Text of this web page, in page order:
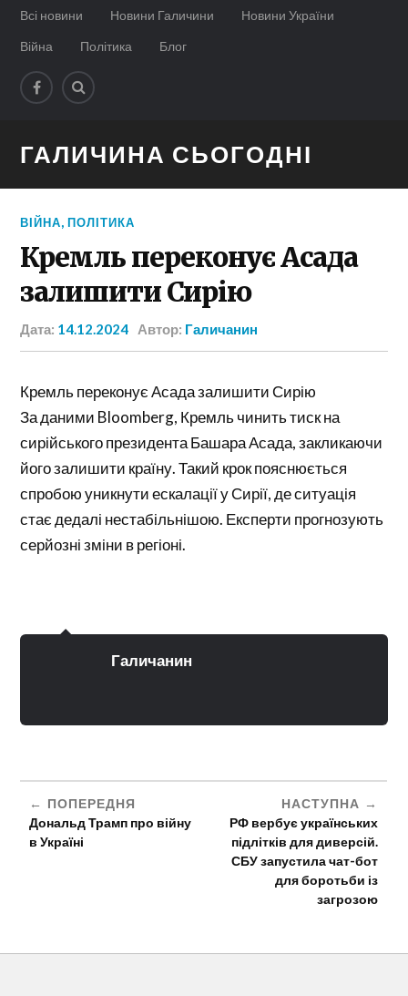
Всі новини Новини Галичини
Новини України
Війна
Політика Блог
ГАЛИЧИНА СЬОГОДНІ
ВІЙНА,ПОЛІТИКА
Кремль переконує Асада
залишити Сирію
Дата: 14.12.2024 Автор: Галичанин
Кремль переконує Асада залишити Сирію
За даними Bloomberg, Кремль чинить тиск на
сирійського президента Башара Асада, закликаючи
його залишити країну. Такий крок пояснюється
спробою уникнути ескалації у Сирії, де ситуація
стає дедалі нестабільнішою. Експерти прогнозують
серйозні зміни в регіоні.
Галичанин
ПОПЕРЕДНЯ
Дональд Трамп про війну
в Україні
НАСТУПНА
РФ вербує українських
підлітків для диверсій.
СБУ запустила чат-бот
для боротьби із
загрозою